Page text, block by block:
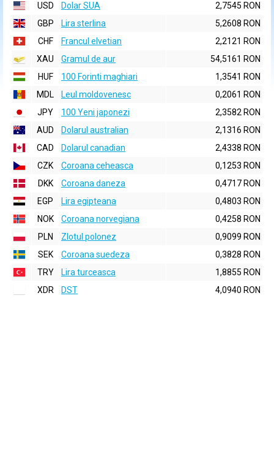
USD
Dolar SUA
2,7545 RON
GBP
Lira sterlina
5,2608 RON
CHF
Francul elvetian
2,2121 RON
XAU
Gramul de aur
54,5161 RON
HUF
100 Forinti maghiari
1,3541 RON
MDL
Leul moldovenesc
0,2061 RON
JPY
100 Yeni japonezi
2,3582 RON
AUD
Dolarul australian
2,1316 RON
CAD
Dolarul canadian
2,4338 RON
CZK
Coroana ceheasca
0,1253 RON
DKK
Coroana daneza
0,4717 RON
EGP
Lira egipteana
0,4803 RON
NOK
Coroana norvegiana
0,4258 RON
PLN
Zlotul polonez
0,9099 RON
SEK
Coroana suedeza
0,3828 RON
TRY
Lira turceasca
1,8855 RON
XDR
DST 4,0940 RON